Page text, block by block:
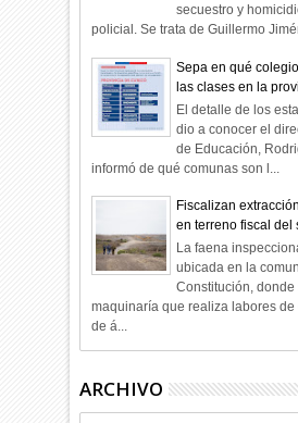
secuestro y
policial. Se trata de Guillermo
Sepa en qué
las clases en la
El detalle de los
dio a conocer el
de Educación,
informó de qué comunas son l...
Fiscalizan
en terreno fiscal del
La faena
ubicada en la
Constitución, donde
maquinaría que realiza labores
de á...
ARCHIVO